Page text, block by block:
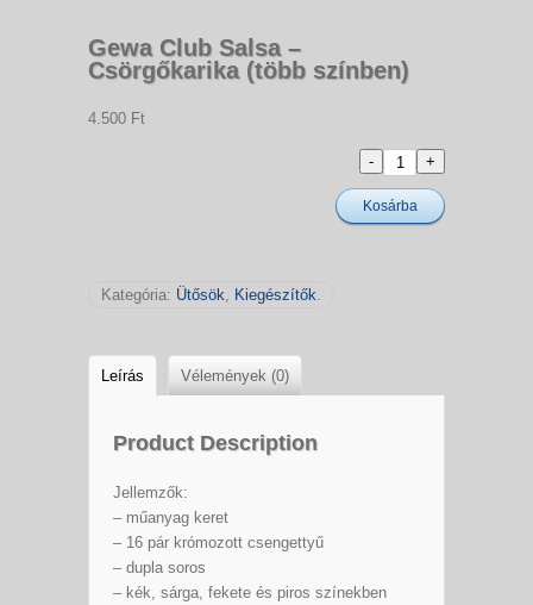
Gewa Club Salsa –
Csörgőkarika (több színben)
4.500 Ft
Kosárba
Kategória: Ütősök Kiegészítők
Leírás Vélemények (0)
Product Description
Jellemzők:
– műanyag keret
– 16 pár krómozott csengettyű
– dupla soros
– kék, sárga, fekete és piros színekben